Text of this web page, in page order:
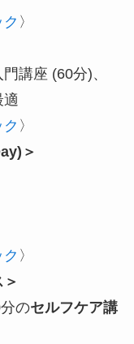
〉
座 (60分)、
〉
＞
〉
のセルフケア講